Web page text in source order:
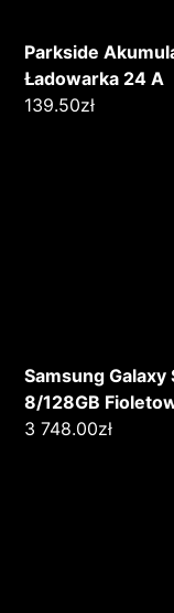
Parkside
Ładowarka 24 A
139.50zł
Samsung Galaxy
8/128GB
3 748.00zł